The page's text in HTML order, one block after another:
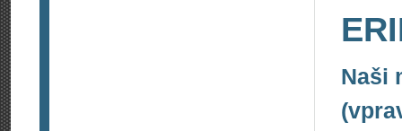
Naši